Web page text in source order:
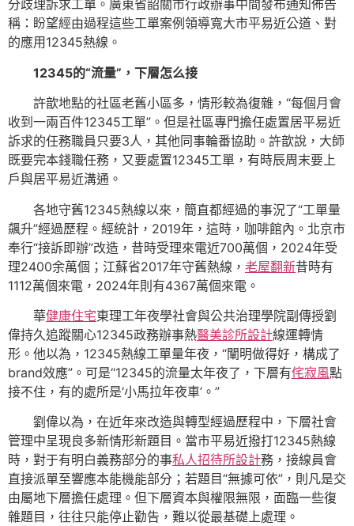
分歧理訴求工單。廣東省韶關市行政辦事中間發布通知佈告
稱：盼望經由過程這些工單案例領導寬大市平易近公道、對
的應用12345熱線。
12345的“流量”，下層怎么接
許歆地點的社區老舊小區多，情形較為復雜，“每個月會
收到一兩百件12345工單”。但是社區專門擔任處置居平易近
訴求的任務職員只要3人，其他同事輪番協助。許歆說，大師
既要完本錢職任務，又要處置12345工單，有時辰周末要上
戶與居平易近溝通。
各地守舊12345熱線以來，簡直都經過的事況了“工單量
飆升”經過歷程。經統計，2019年，這時，咖啡館內。北京市
奉行“接訴即辦”改造，昔時受理來電近700萬個，2024年受
理2400余萬個；江蘇省2017年守舊熱線， 老屋翻新昔時有
1112萬個來電，2024年則有4367萬個來電。
華健康住宅東理工年夜學社會與公共治理學院副傳授劉
偉持久追蹤關心12345政務辦事熱醫美診所設計線運轉情
形。他以為，12345熱線工單量年夜，“闡明做得好，構成了
brand效應”。可是“12345的流量太年夜了，下層有侘寂風點
接不住，有的處所是‘小馬拉年夜車’。”
劉偉以為，在近年來改造與轉型經過歷程中，下層社會
管理中呈現良多新情形新題目。當市平易近撥打12345熱線
時，對于有明白義務部分的事私人招待所設計務，接線員會
直接派單至響應本能機能部分；若題目“無據可依”，則凡是交
由屬地下層擔任處理。但下層資本與權限無限，面臨一些復
雜題目，往往只能停止勸告，難以從最基礎上處理。